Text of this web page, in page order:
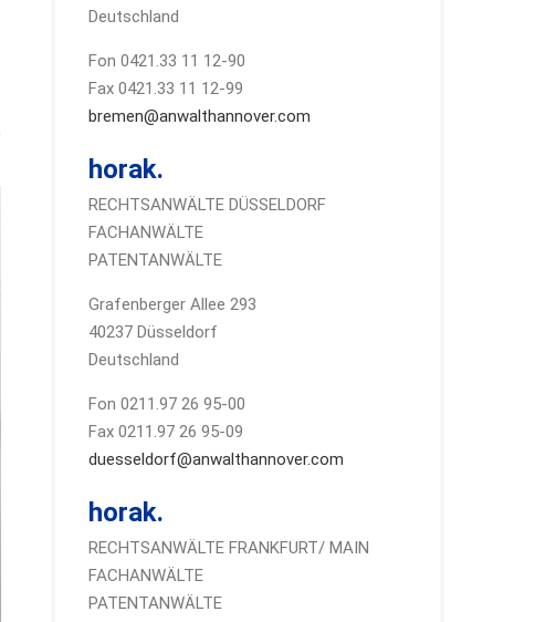
Deutschland
Fon 0421.33 11 12-90
Fax 0421.33 11 12-99
bremen@anwalthannover.com
horak.
RECHTSANWÄLTE DÜSSELDORF
FACHANWÄLTE
PATENTANWÄLTE
Grafenberger Allee 293
40237 Düsseldorf
Deutschland
Fon 0211.97 26 95-00
Fax 0211.97 26 95-09
duesseldorf@anwalthannover.com
horak.
RECHTSANWÄLTE FRANKFURT/ MAIN
FACHANWÄLTE
PATENTANWÄLTE